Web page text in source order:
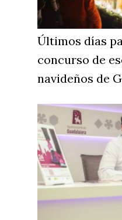
Últimos días
concurso de
navideños de